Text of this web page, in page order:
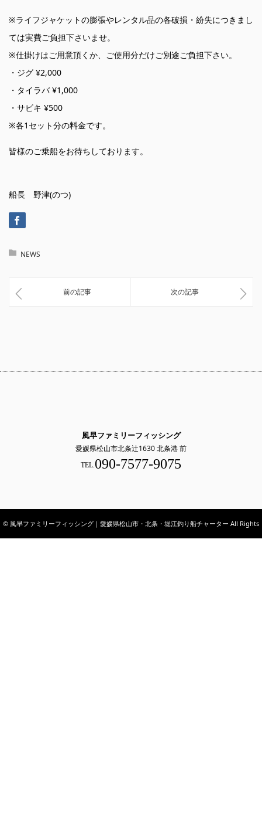
※ライフジャケットの膨張やレンタル品の各破損・紛失につきまし
ては実費ご負担下さいませ。
※仕掛けはご用意頂くか、ご使用分だけご別途ご負担下さい。
・ジグ ¥2,000
・タイラバ ¥1,000
・サビキ ¥500
※各1セット分の料金です。
皆様のご乗船をお待ちしております。
船長 野津(のつ)
NEWS
前の記事 次の記事
風早ファミリーフィッシング
愛媛県松山市北条辻1630 北条港 前
TEL.090-7577-9075
© 風早ファミリーフィッシング｜愛媛県松山市・北条・堀江釣り船チャーター All Rights